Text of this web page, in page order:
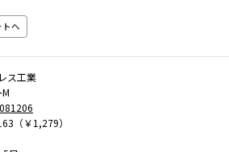
トへ
ス工業
（￥1,279）